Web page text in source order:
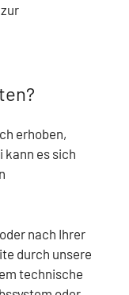
erhoben,
kann es sich
nach Ihrer
durch unsere
technische